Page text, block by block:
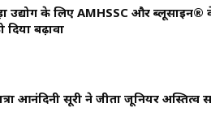
उद्योग के लिए AMHSSC और
दिया बढ़ावा
आनंदिनी सूरी ने जीता जूनियर अस्तित्व